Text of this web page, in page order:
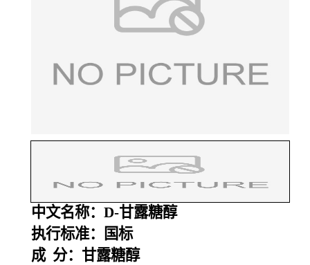
中文名称：D-甘露糖醇
执行标准：国标
成 分：甘露糖醇